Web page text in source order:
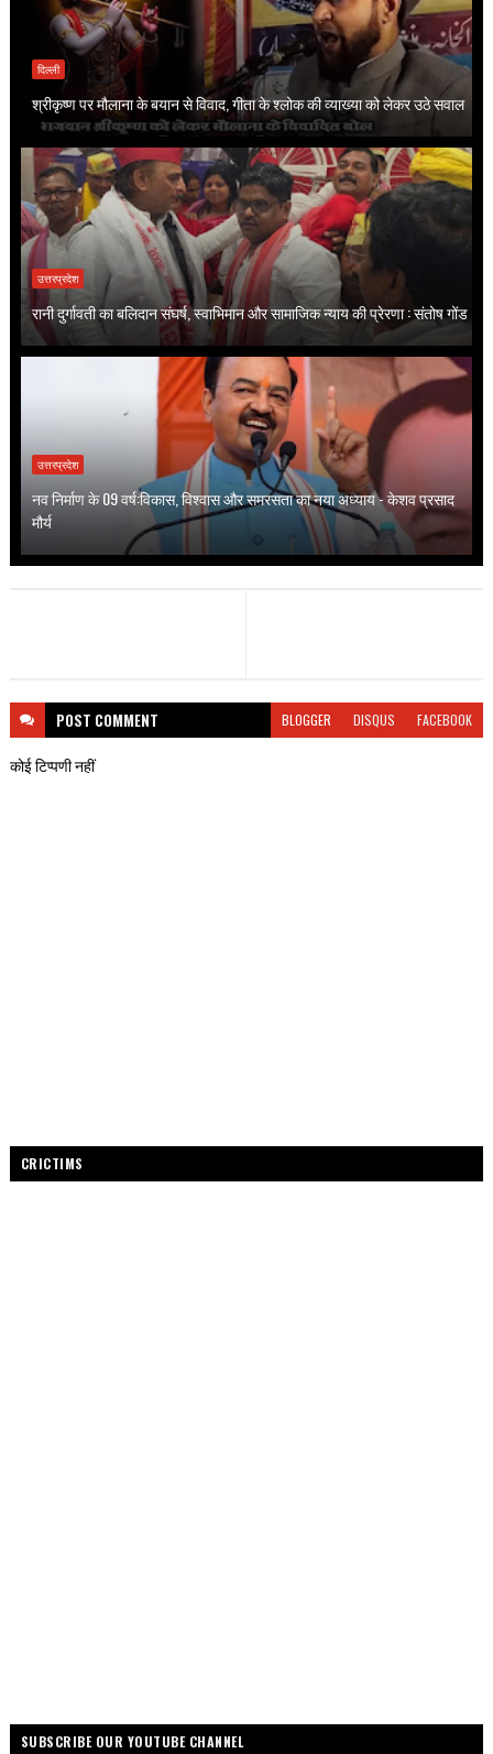
दिल्ली
श्रीकृष्ण पर मौलाना के बयान से विवाद, गीता के श्लोक की व्याख्या को लेकर उठे सवाल
उत्तरप्रदेश
रानी दुर्गावती का बलिदान संघर्ष, स्वाभिमान और सामाजिक न्याय की प्रेरणा : संतोष गोंड
उत्तरप्रदेश
नव निर्माण के 09 वर्ष:विकास, विश्वास और समरसता का नया अध्याय - केशव प्रसाद
मौर्य
POST COMMENT BLOGGER DISQUS FACEBOOK
कोई टिप्पणी नहीं
CRICTIMS
SUBSCRIBE OUR YOUTUBE CHANNEL